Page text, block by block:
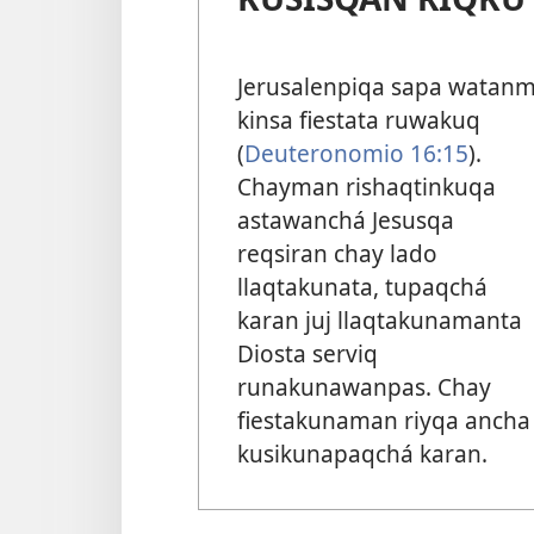
Jerusalenpiqa sapa
kinsa fiestata ruwakuq
(Deuteronomio 16:15).
Chayman rishaqtinkuqa
astawanchá Jesusqa
reqsiran chay lado
llaqtakunata, tupaqchá
karan juj llaqtakunamanta
Diosta serviq
runakunawanpas. Chay
fiestakunaman riyqa ancha
kusikunapaqchá karan.